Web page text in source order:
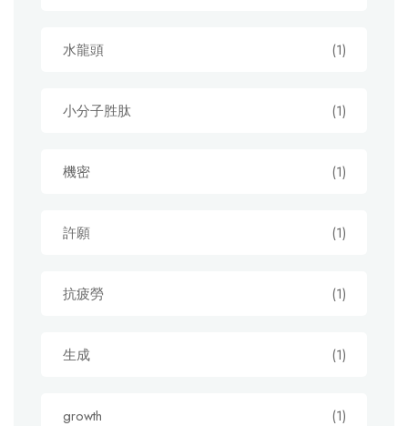
水龍頭 (1)
小分子胜肽 (1)
機密 (1)
許願 (1)
抗疲勞 (1)
生成 (1)
growth (1)